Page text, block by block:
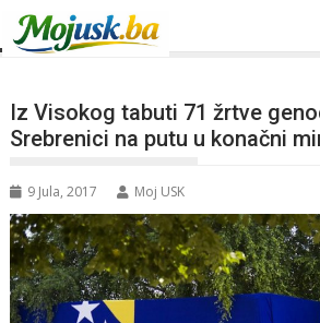
Iz Visokog tabuti 71 žrtve
Srebrenici na putu u konačni
9 Jula, 2017 Moj USK